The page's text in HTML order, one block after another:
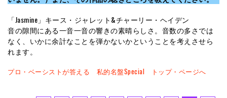
「Jasmine」キース・ジャレット&チャーリー・ヘイデン
音の隙間にある一音一音の響きの素晴らしさ。音数の多さでは
なく、いかに余計なことを弾かないかということを考えさせら
れます。
プロ・ベーシストが答える 私的名盤Special トップ・ページへ